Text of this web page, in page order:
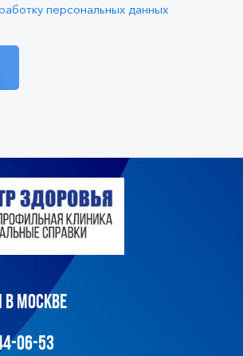
персональных данных
в Москве
06-53